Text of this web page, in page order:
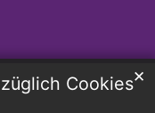
Cookies✕